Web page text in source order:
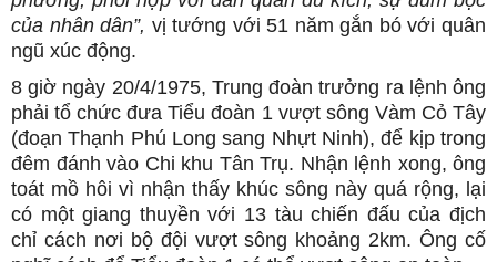
của nhân dân”, vị tướng với 51 năm gắn bó với quân
ngũ xúc động.
8 giờ ngày 20/4/1975, Trung đoàn trưởng ra lệnh ông
phải tổ chức đưa Tiểu đoàn 1 vượt sông Vàm Cỏ Tây
(đoạn Thạnh Phú Long sang Nhựt Ninh), để kịp trong
đêm đánh vào Chi khu Tân Trụ. Nhận lệnh xong, ông
toát mồ hôi vì nhận thấy khúc sông này quá rộng, lại
có một giang thuyền với 13 tàu chiến đấu của địch
chỉ cách nơi bộ đội vượt sông khoảng 2km. Ông cố